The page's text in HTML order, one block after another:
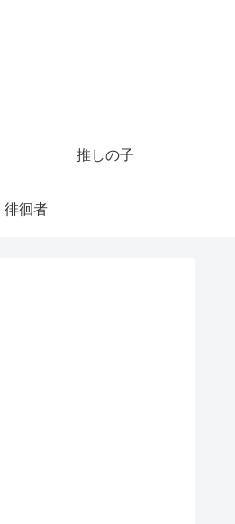
推しの子
徘徊者